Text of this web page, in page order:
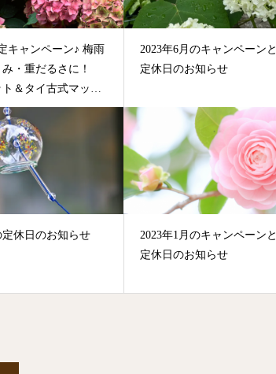
キャンペーン♪ 梅雨
・重だるさに！
＆タイ古式マッサ
2023年6月のキャンペーンと
定休日のお知らせ
定休日のお知らせ
2023年1月のキャンペーンと
定休日のお知らせ